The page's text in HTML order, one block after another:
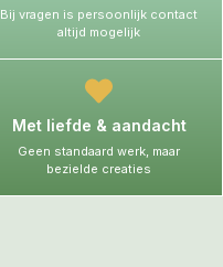
Bij vragen is persoonlijk contact
altijd mogelijk
Met liefde & aandacht
Geen standaard werk, maar
bezielde creaties